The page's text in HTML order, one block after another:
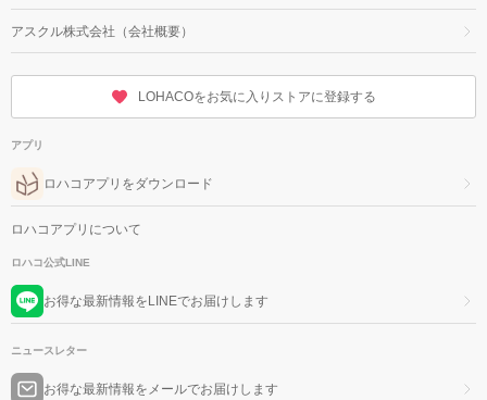
アスクル株式会社（会社概要）
LOHACOをお気に入りストアに登録する
アプリ
ロハコアプリをダウンロード
ロハコアプリについて
ロハコ公式LINE
お得な最新情報をLINEでお届けします
ニュースレター
お得な最新情報をメールでお届けします